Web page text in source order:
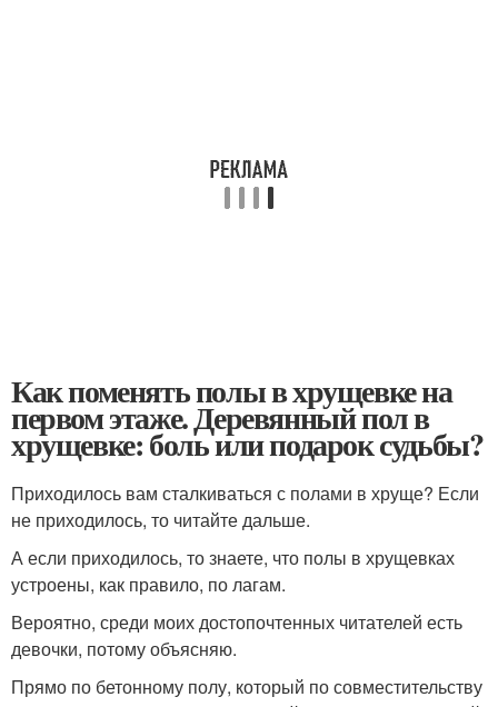
Как поменять полы в хрущевке на
первом этаже. Деревянный пол в
хрущевке: боль или подарок судьбы?
Приходилось вам сталкиваться с полами в хруще? Если
не приходилось, то читайте дальше.
А если приходилось, то знаете, что полы в хрущевках
устроены, как правило, по лагам.
Вероятно, среди моих достопочтенных читателей есть
девочки, потому объясняю.
Прямо по бетонному полу, который по совместительству